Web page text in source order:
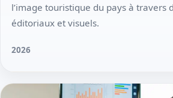
l’image touristique du pays à travers
éditoriaux et visuels.
2026